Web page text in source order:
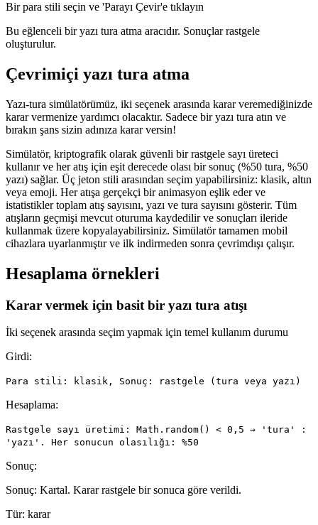
Bir para stili seçin ve 'Parayı Çevir'e tıklayın
Bu eğlenceli bir yazı tura atma aracıdır. Sonuçlar rastgele
oluşturulur.
Çevrimiçi yazı tura atma
Yazı-tura simülatörümüz, iki seçenek arasında karar veremediğinizde
karar vermenize yardımcı olacaktır. Sadece bir yazı tura atın ve
bırakın şans sizin adınıza karar versin!
Simülatör, kriptografik olarak güvenli bir rastgele sayı üreteci
kullanır ve her atış için eşit derecede olası bir sonuç (%50 tura, %50
yazı) sağlar. Üç jeton stili arasından seçim yapabilirsiniz: klasik, altın
veya emoji. Her atışa gerçekçi bir animasyon eşlik eder ve
istatistikler toplam atış sayısını, yazı ve tura sayısını gösterir. Tüm
atışların geçmişi mevcut oturuma kaydedilir ve sonuçları ileride
kullanmak üzere kopyalayabilirsiniz. Simülatör tamamen mobil
cihazlara uyarlanmıştır ve ilk indirmeden sonra çevrimdışı çalışır.
Hesaplama örnekleri
Karar vermek için basit bir yazı tura atışı
İki seçenek arasında seçim yapmak için temel kullanım durumu
Girdi:
Para stili: klasik, Sonuç: rastgele (tura veya yazı)
Hesaplama:
Rastgele sayı üretimi: Math.random() < 0,5 → 'tura' :
'yazı'. Her sonucun olasılığı: %50
Sonuç:
Sonuç: Kartal. Karar rastgele bir sonuca göre verildi.
Tür: karar